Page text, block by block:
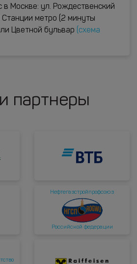
Москве: ул. Рождественский
метро (2 минуты
Цветной бульвар
(схема
партнеры
Нефтегазстройпрофсоюз
Российской федерации